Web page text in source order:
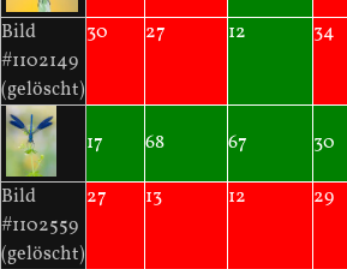
Bild
#1102149
(gelöscht)
30 27 12 34
17 68 67 30
Bild
#1102559
(gelöscht)
27 13 12 29